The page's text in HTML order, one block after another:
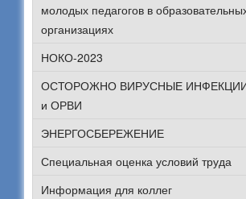
молодых педагогов в
организациях
НОКО-2023
ОСТОРОЖНО ВИРУСНЫЕ ИНФЕКЦИИ
и ОРВИ
ЭНЕРГОСБЕРЕЖЕНИЕ
Специальная оценка условий труда
Информация для коллег